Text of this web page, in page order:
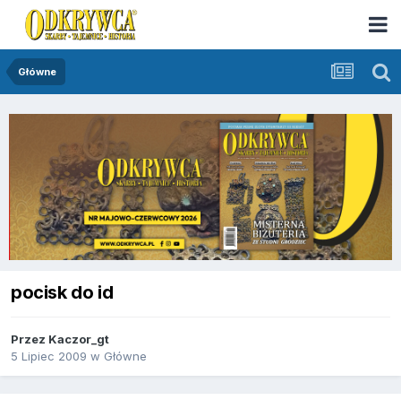
Główne
pocisk do id
Przez Kaczor_gt
5 Lipiec 2009 w Główne